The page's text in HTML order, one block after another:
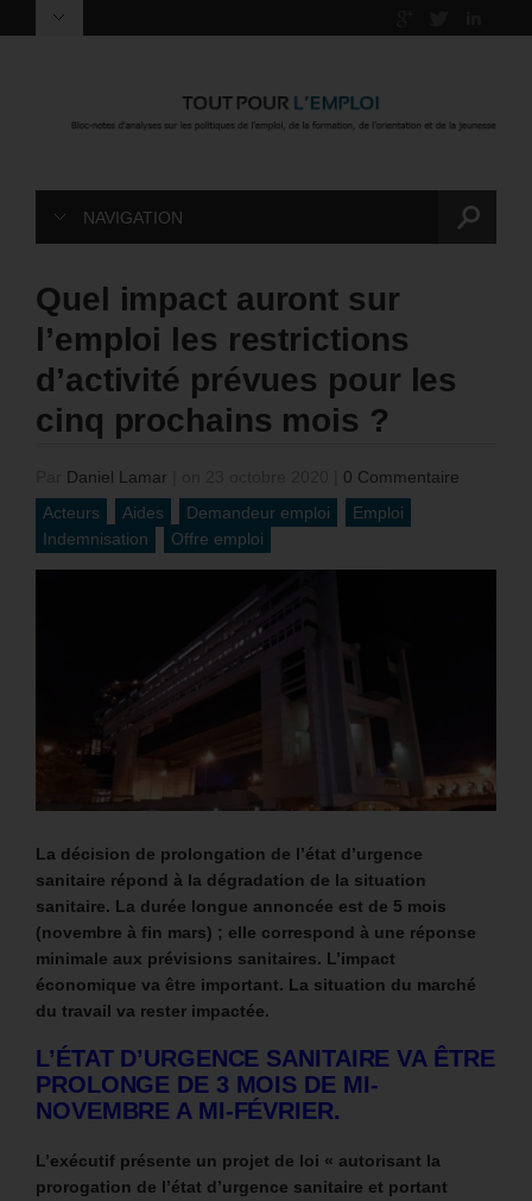
NAVIGATION
Quel impact auront sur
l’emploi les restrictions
d’activité prévues pour les
cinq prochains mois ?
Daniel Lamar
0 Commentaire
Acteurs
Aides Demandeur emploi
Emploi
Indemnisation
Offre emploi
La décision de prolongation de l’état d’urgence
sanitaire répond à la dégradation de la situation
sanitaire. La durée longue annoncée est de 5 mois
(novembre à fin mars) ; elle correspond à une réponse
minimale aux prévisions sanitaires. L’impact
économique va être important. La situation du marché
du travail va rester impactée.
L’ÉTAT D’URGENCE SANITAIRE VA ÊTRE
PROLONGE DE 3 MOIS DE MI-
NOVEMBRE A MI-FÉVRIER.
L’exécutif présente un projet de loi « autorisant la
prorogation de l’état d’urgence sanitaire et portant